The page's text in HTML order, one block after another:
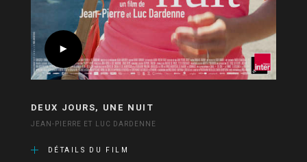
DEUX JOURS, UNE NUIT
JEAN-PIERRE ET LUC DARDENNE
DÉTAILS DU FILM